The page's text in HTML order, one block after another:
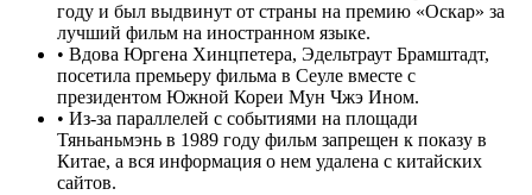
году и был выдвинут от страны на премию «Оскар» за
лучший фильм на иностранном языке.
• Вдова Юргена Хинцпетера, Эдельтраут Брамштадт,
посетила премьеру фильма в Сеуле вместе с
президентом Южной Кореи Мун Чжэ Ином.
• Из-за параллелей с событиями на площади
Тяньаньмэнь в 1989 году фильм запрещен к показу в
Китае, а вся информация о нем удалена с китайских
сайтов.